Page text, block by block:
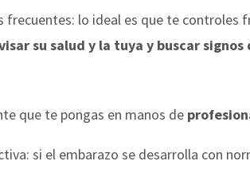
frecuentes: lo ideal es que te controles
su salud y la tuya y buscar
que te pongas en manos de
: si el embarazo se desarrolla con